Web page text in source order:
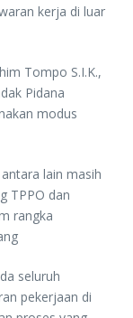
kerja di luar
Tompo S.I.K.,
Pidana
modus
lain masih
TPPO dan
rangka
seluruh
pekerjaan di